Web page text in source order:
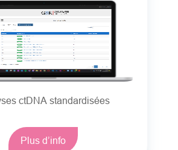
ctDNA standardisées
Plus d’info